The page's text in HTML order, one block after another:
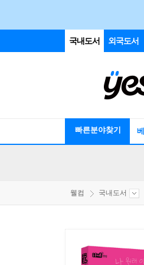
국내도서 외국도서
빠른분야찾기
웰컴 국내도서